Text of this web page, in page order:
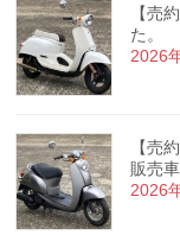
【売
た。
2026
【売
販売車
2026